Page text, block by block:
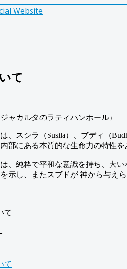
Website
て
ャカルタのラティハンホール）
、スシラ（Susila）、ブディ（
部にある本質的な生命力の特性
、純粋で平和な意識を持ち、大
示し、またスブドが 神から与え
て
て